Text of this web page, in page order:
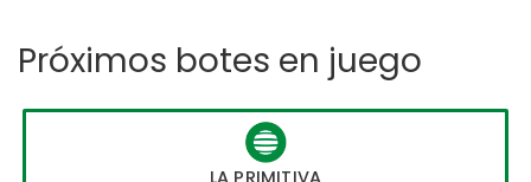
Próximos botes en juego
LA PRIMITIVA